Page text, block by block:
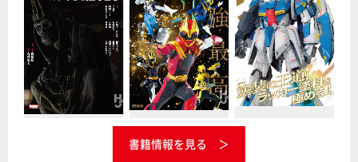
書籍情報を見る